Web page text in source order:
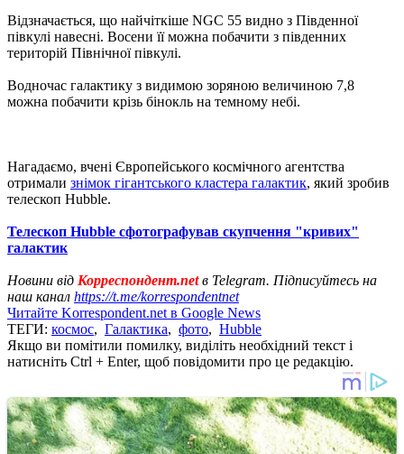
Відзначається, що найчіткіше NGC 55 видно з Південної
півкулі навесні. Восени її можна побачити з південних
територій Північної півкулі.
Водночас галактику з видимою зоряною величиною 7,8
можна побачити крізь бінокль на темному небі.
Нагадаємо, вчені Європейського космічного агентства
отримали знімок гігантського кластера галактик, який зробив
телескоп Hubble.
Телескоп Hubble сфотографував скупчення "кривих"
галактик
Новини від Корреспондент.netв Telegram. Підписуйтесь на
наш канал https://t.me/korrespondentnet
Читайте Korrespondent.net в Google News
ТЕГИ: космос, Галактика, фото, Hubble
Якщо ви помітили помилку, виділіть необхідний текст і
натисніть Ctrl + Enter, щоб повідомити про це редакцію.